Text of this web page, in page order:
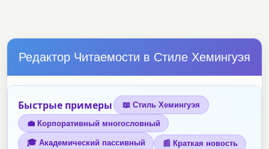
Редактор Читаемости в Стиле Хемингуэя
Быстрые примеры 📖 Стиль Хемингуэя
💼 Корпоративный многословный
🎓 Академический пассивный 📰 Краткая новость